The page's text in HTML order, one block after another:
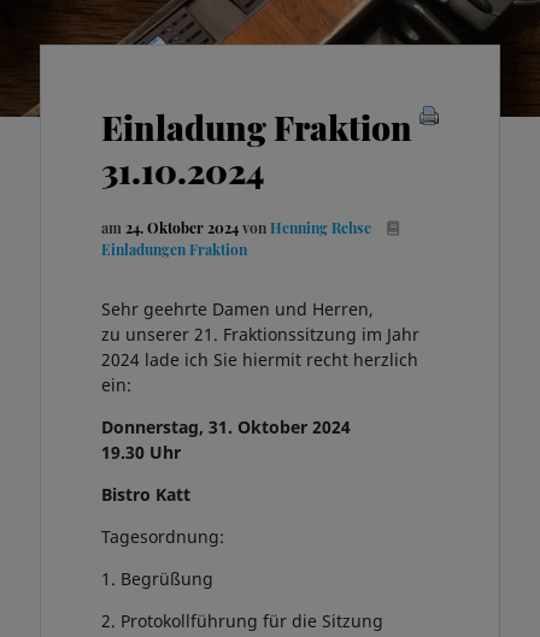
Einladung Fraktion
31.10.2024
am 24. Oktober 2024von Henning Rehse
Einladungen Fraktion
Sehr geehrte Damen und Herren,
zu unserer 21. Fraktionssitzung im Jahr
2024 lade ich Sie hiermit recht herzlich
ein:
Donnerstag, 31. Oktober 2024
19.30 Uhr
Bistro Katt
Tagesordnung:
1. Begrüßung
2. Protokollführung für die Sitzung